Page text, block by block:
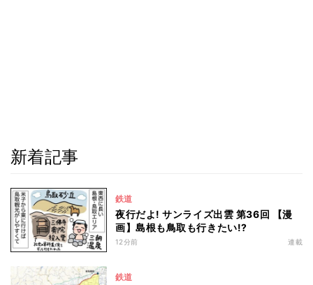
新着記事
鉄道
夜行だよ! サンライズ出雲 第36回 【漫
画】島根も鳥取も行きたい!?
12分前 連載
鉄道